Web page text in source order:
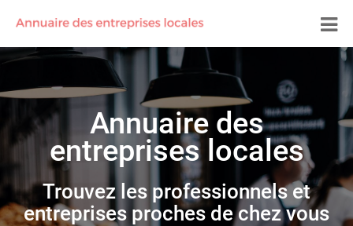
Annuaire des
entreprises locales
Trouvez les professionnels et
entreprises proches de chez vous